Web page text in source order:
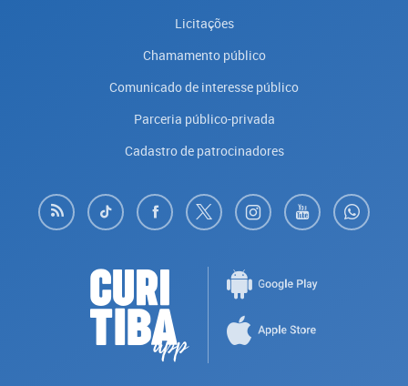
Licitações
Chamamento público
Comunicado de interesse público
Parceria público-privada
Cadastro de patrocinadores